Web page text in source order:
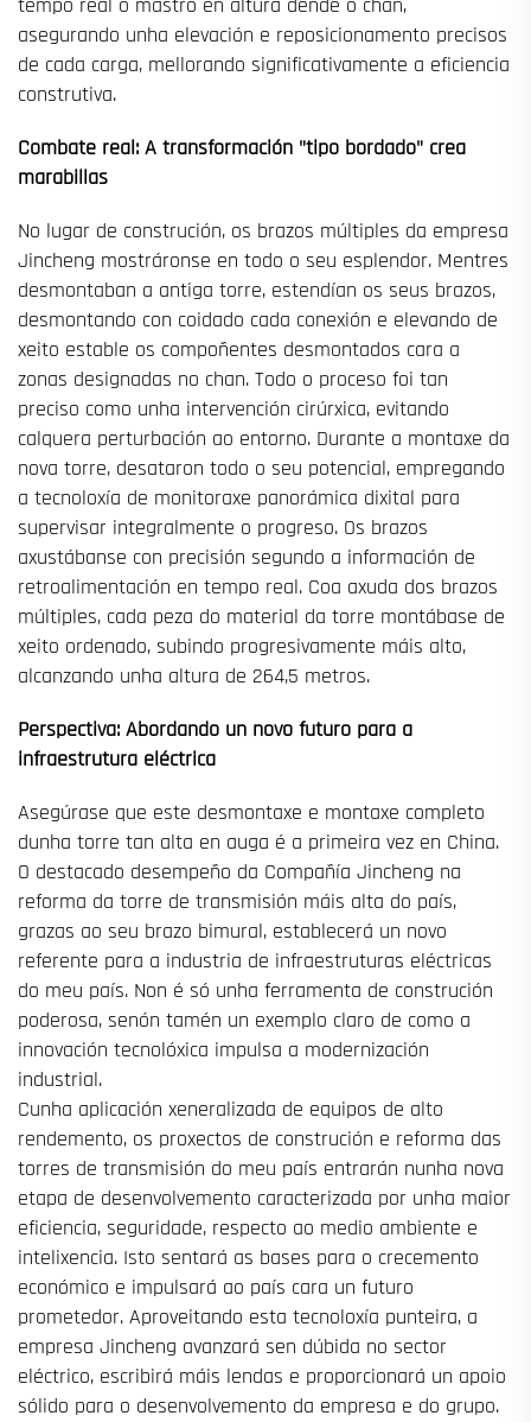
tempo real o mastro en altura dende o chan,
asegurando unha elevación e reposicionamento precisos
de cada carga, mellorando significativamente a eficiencia
construtiva.
Combate real: A transformación "tipo bordado" crea
marabillas
No lugar de construción, os brazos múltiples da empresa
Jincheng mostráronse en todo o seu esplendor. Mentres
desmontaban a antiga torre, estendían os seus brazos,
desmontando con coidado cada conexión e elevando de
xeito estable os compoñentes desmontados cara a
zonas designadas no chan. Todo o proceso foi tan
preciso como unha intervención cirúrxica, evitando
calquera perturbación ao entorno. Durante a montaxe da
nova torre, desataron todo o seu potencial, empregando
a tecnoloxía de monitoraxe panorámica dixital para
supervisar integralmente o progreso. Os brazos
axustábanse con precisión segundo a información de
retroalimentación en tempo real. Coa axuda dos brazos
múltiples, cada peza do material da torre montábase de
xeito ordenado, subindo progresivamente máis alto,
alcanzando unha altura de 264,5 metros.
Perspectiva: Abordando un novo futuro para a
infraestrutura eléctrica
Asegúrase que este desmontaxe e montaxe completo
dunha torre tan alta en auga é a primeira vez en China.
O destacado desempeño da Compañía Jincheng na
reforma da torre de transmisión máis alta do país,
grazas ao seu brazo bimural, establecerá un novo
referente para a industria de infraestruturas eléctricas
do meu país. Non é só unha ferramenta de construción
poderosa, senón tamén un exemplo claro de como a
innovación tecnolóxica impulsa a modernización
industrial.
Cunha aplicación xeneralizada de equipos de alto
rendemento, os proxectos de construción e reforma das
torres de transmisión do meu país entrarán nunha nova
etapa de desenvolvemento caracterizada por unha maior
eficiencia, seguridade, respecto ao medio ambiente e
intelixencia. Isto sentará as bases para o crecemento
económico e impulsará ao país cara un futuro
prometedor. Aproveitando esta tecnoloxía punteira, a
empresa Jincheng avanzará sen dúbida no sector
eléctrico, escribirá máis lendas e proporcionará un apoio
sólido para o desenvolvemento da empresa e do grupo.